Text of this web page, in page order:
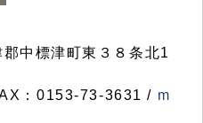
中標津町東３８条北1
：0153-73-3631 / m